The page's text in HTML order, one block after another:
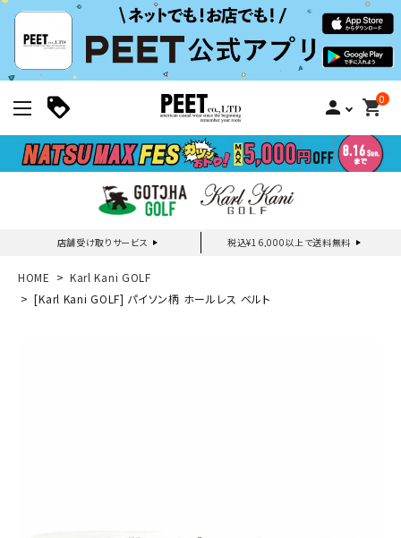
person 0
shopping_cart
店舗受け取りサービス 税込¥16,000以上で送料無料
新規会員登録｜ログイン
HOME
Karl Kani GOLF
[Karl Kani GOLF] パイソン柄 ホールレス ベルト